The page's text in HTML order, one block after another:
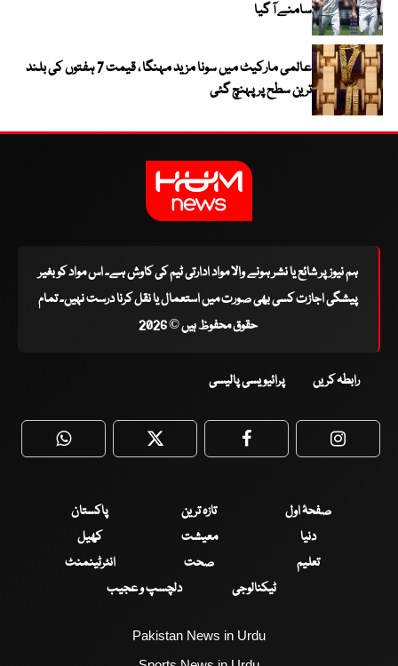
سامنے آ گیا
عالمی مارکیٹ میں سونا مزید مہنگا ، قیمت 7 ہفتوں کی بلند
ترین سطح پر پہنچ گئی
ہم نیوز پر شائع یا نشر ہونے والا مواد ادارتی ٹیم کی کاوش ہے۔ اس مواد کو بغیر
پیشگی اجازت کسی بھی صورت میں استعمال یا نقل کرنا درست نہیں۔ تمام
حقوق محفوظ ہیں © 2026
رابطہ کریں پرائیویسی پالیسی
WhatsApp Twitter Facebook
صفحۂ اول تازہ ترین
پاکستان
دنیا
معیشت
کھیل
تعلیم
صحت
انٹرٹینمنٹ
ٹیکنالوجی
دلچسپ و عجیب
Pakistan News in Urdu